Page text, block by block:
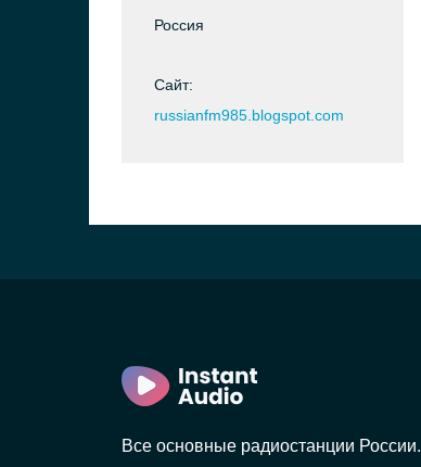
Россия
Сайт:
russianfm985.blogspot.com
Все основные радиостанции России.